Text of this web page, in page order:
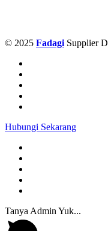
© 2025 FadagiSupplier
Hubungi Sekarang
Tanya Admin Yuk...